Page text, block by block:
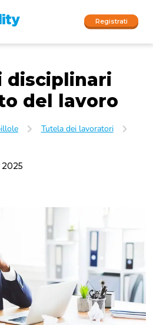
Registrati
disciplinari
del lavoro
Tutela dei lavoratori